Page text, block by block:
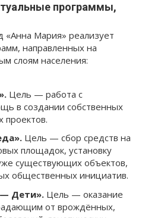
программы,
«Анна Мария» реализует
направленных на
слоям населения:
Цель — работа с
в создании собственных
проектов.
Цель — сбор средств на
площадок, установку
существующих объектов,
общественных инициатив.
Дети». Цель — оказание
от врождённых,